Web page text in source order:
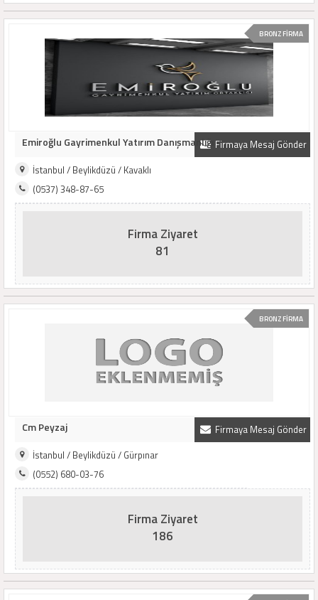
BRONZ FİRMA
Firmaya Mesaj Gönder
Emiroğlu Gayrimenkul Yatırım Danışmanlığı
İstanbul / Beylikdüzü / Kavaklı
(0537) 348-87-65
Firma Ziyaret
81
BRONZ FİRMA
Firmaya Mesaj Gönder
Cm Peyzaj
İstanbul / Beylikdüzü / Gürpınar
(0552) 680-03-76
Firma Ziyaret
186